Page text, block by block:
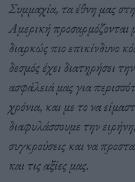
Συμμαχία, τα έθνη μας
Αμερική προσαρμόζονται
διαρκώς πιο επικίνδυνο
δεσμός έχει διατηρήσει
ασφάλειά μας για
χρόνια, και με το να
διαφυλάσσουμε την
συγκρούσεις και να
και τις αξίες μας.